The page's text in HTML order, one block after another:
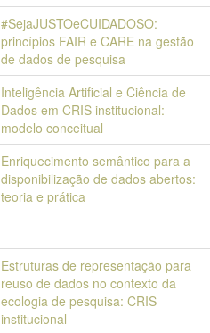
#SejaJUSTOeCUIDADOSO:
princípios FAIR e CARE na gestão
de dados de pesquisa
Inteligência Artificial e Ciência de
Dados em CRIS institucional:
modelo conceitual
Enriquecimento semântico para a
disponibilização de dados abertos:
teoria e prática
Estruturas de representação para
reuso de dados no contexto da
ecologia de pesquisa: CRIS
institucional